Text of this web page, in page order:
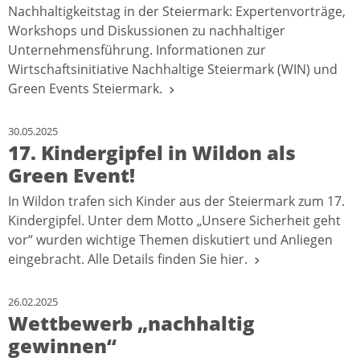
Nachhaltigkeitstag in der Steiermark: Expertenvorträge,
Workshops und Diskussionen zu nachhaltiger
Unternehmensführung. Informationen zur
Wirtschaftsinitiative Nachhaltige Steiermark (WIN) und
Green Events Steiermark.
30.05.2025
17. Kindergipfel in Wildon als
Green Event!
In Wildon trafen sich Kinder aus der Steiermark zum 17.
Kindergipfel. Unter dem Motto „Unsere Sicherheit geht
vor“ wurden wichtige Themen diskutiert und Anliegen
eingebracht. Alle Details finden Sie hier.
26.02.2025
Wettbewerb „nachhaltig
gewinnen“